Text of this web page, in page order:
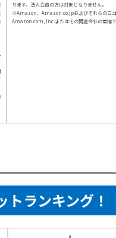
ります。法人会員の方は対象となりません。
※Amazon、Amazon.co.jpおよびそれらのロゴ
Amazon.com, Inc.またはその関連会社の商標で
ランキング！